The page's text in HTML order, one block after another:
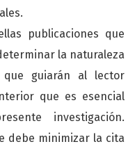
publicaciones que
la naturaleza
guiarán al lector
que es esencial
investigación.
debe minimizar la cita